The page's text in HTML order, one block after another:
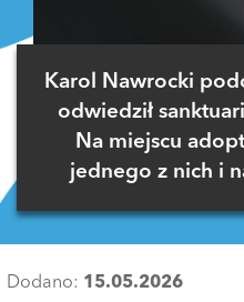
Karol Nawrocki
odwiedził
Na miejscu
jednego z nich i
Dodano: 15.05.2026